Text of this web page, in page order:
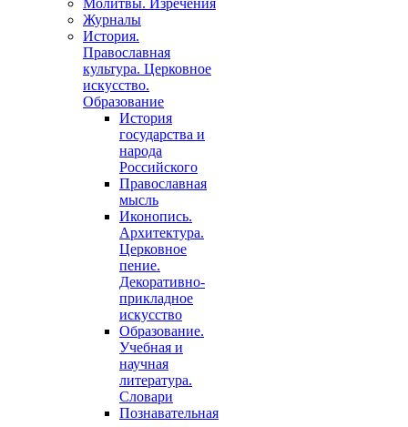
Молитвы. Изречения
Журналы
История.
Православная
культура. Церковное
искусство.
Образование
История
государства и
народа
Российского
Православная
мысль
Иконопись.
Архитектура.
Церковное
пение.
Декоративно-
прикладное
искусство
Образование.
Учебная и
научная
литература.
Словари
Познавательная